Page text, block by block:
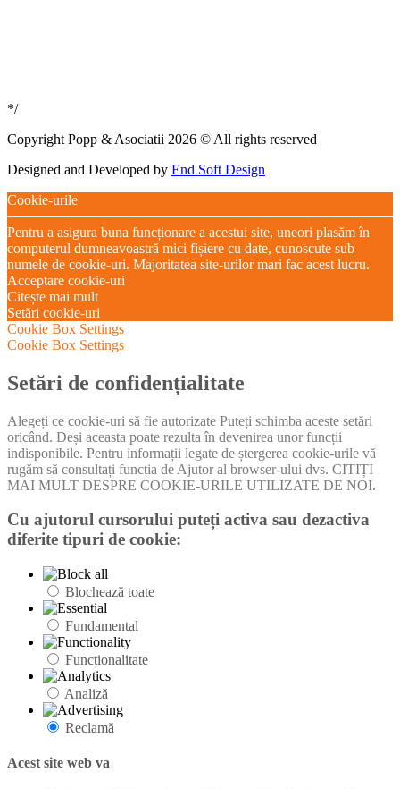
*/
Copyright Popp & Asociatii 2026 © All rights reserved
Designed and Developed by End Soft Design
Cookie-urile
Pentru a asigura buna funcționare a acestui site, uneori plasăm în
computerul dumneavoastră mici fișiere cu date, cunoscute sub
numele de cookie-uri. Majoritatea site-urilor mari fac acest lucru.
Acceptare cookie-uri
Citește mai mult
Setări cookie-uri
Cookie Box Settings
Cookie Box Settings
Setări de confidențialitate
Alegeți ce cookie-uri să fie autorizate Puteți schimba aceste setări
oricând. Deși aceasta poate rezulta în devenirea unor funcții
indisponibile. Pentru informații legate de ștergerea cookie-urile vă
rugăm să consultați funcția de Ajutor al browser-ului dvs. CITIȚI
MAI MULT DESPRE COOKIE-URILE UTILIZATE DE NOI.
Cu ajutorul cursorului puteți activa sau dezactiva
diferite tipuri de cookie:
Blochează toate
Fundamental
Funcționalitate
Analiză
Reclamă
Acest site web va